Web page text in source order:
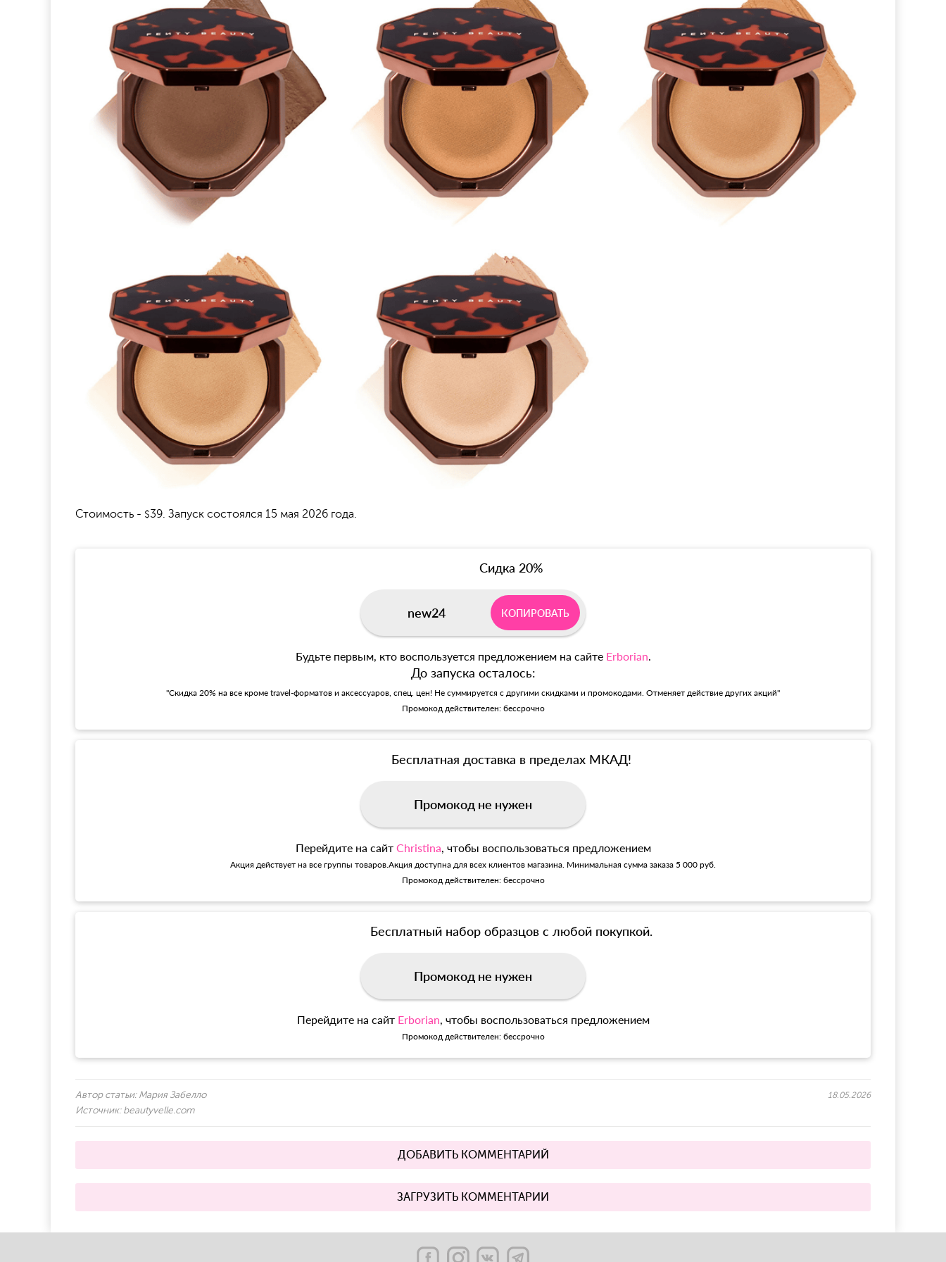
Стоимость - $39. Запуск состоялся 15 мая 2026 года.
Сидка 20%
new24 КОПИРОВАТЬ
Будьте первым, кто воспользуется предложением на сайте Erborian.
До запуска осталось:
"Скидка 20% на все кроме travel-форматов и аксессуаров, спец. цен! Не суммируется с другими скидками и промокодами. Отменяет действие других акций"
Промокод действителен: бессрочно
Бесплатная доставка в пределах МКАД!
Промокод не нужен
Перейдите на сайт Christina, чтобы воспользоваться предложением
Акция действует на все группы товаров.Акция доступна для всех клиентов магазина. Минимальная сумма заказа 5 000 руб.
Промокод действителен: бессрочно
Бесплатный набор образцов с любой покупкой.
Промокод не нужен
Перейдите на сайт Erborian, чтобы воспользоваться предложением
Промокод действителен: бессрочно
Автор статьи: Мария Забелло
Источник: beautyvelle.com
18.05.2026
ДОБАВИТЬ КОММЕНТАРИЙ
ЗАГРУЗИТЬ КОММЕНТАРИИ